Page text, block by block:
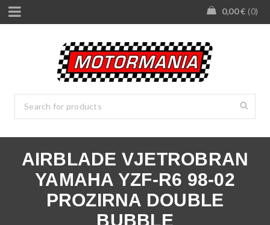
0,00€ 0
AIRBLADE VJETROBRAN
YAMAHA YZF-R6 98-02
PROZIRNA DOUBLE
BUBBLE